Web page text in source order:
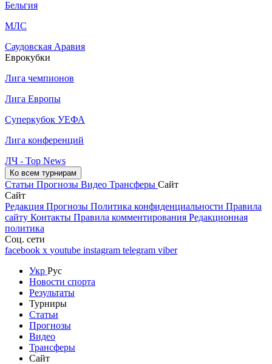
Бельгия
МЛС
Саудовская Аравия
Еврокубки
Лига чемпионов
Лига Европы
Суперкубок УЕФА
Лига конференций
ЛЧ - Top News
Ко всем турнирам
Статьи Прогнозы Видео Трансферы Сайт
Сайт
Редакция Прогнозы Политика конфиденциальности Правила
сайту Контакты Правила комментирования Редакционная
политика
Соц. сети
facebook x youtube instagram telegram viber
Укр Рус
Новости спорта
Результаты
Турниры
Статьи
Прогнозы
Видео
Трансферы
Сайт